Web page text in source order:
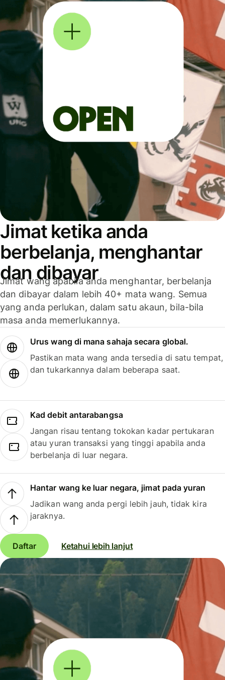
Jimat ketika anda
berbelanja, menghantar
dan dibayar
Jimat wang apabila anda menghantar, berbelanja
dan dibayar dalam lebih 40+ mata wang. Semua
yang anda perlukan, dalam satu akaun, bila-bila
masa anda memerlukannya.
Urus wang di mana sahaja secara global.
Pastikan mata wang anda tersedia di satu tempat,
dan tukarkannya dalam beberapa saat.
Kad debit antarabangsa
Jangan risau tentang tokokan kadar pertukaran
atau yuran transaksi yang tinggi apabila anda
berbelanja di luar negara.
Hantar wang ke luar negara, jimat pada yuran
Jadikan wang anda pergi lebih jauh, tidak kira
jaraknya.
Daftar Ketahui lebih lanjut